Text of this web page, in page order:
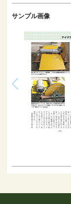
サンプル画像